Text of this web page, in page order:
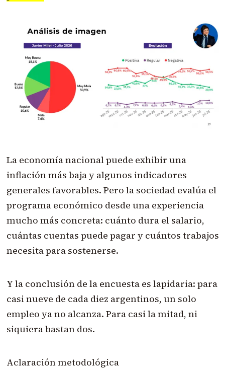
La economía nacional puede exhibir una
inflación más baja y algunos indicadores
generales favorables. Pero la sociedad evalúa el
programa económico desde una experiencia
mucho más concreta: cuánto dura el salario,
cuántas cuentas puede pagar y cuántos trabajos
necesita para sostenerse.
Y la conclusión de la encuesta es lapidaria: para
casi nueve de cada diez argentinos, un solo
empleo ya no alcanza. Para casi la mitad, ni
siquiera bastan dos.
Aclaración metodológica